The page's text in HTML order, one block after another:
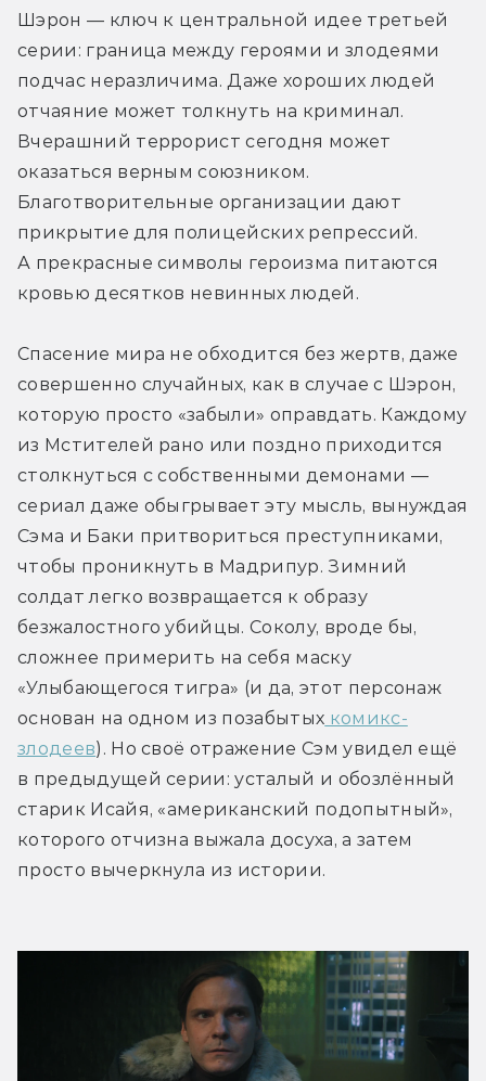
Шэрон — ключ к центральной идее третьей
серии: граница между героями и злодеями
подчас неразличима. Даже хороших людей
отчаяние может толкнуть на криминал.
Вчерашний террорист сегодня может
оказаться верным союзником.
Благотворительные организации дают
прикрытие для полицейских репрессий.
А прекрасные символы героизма питаются
кровью десятков невинных людей.
Спасение мира не обходится без жертв, даже
совершенно случайных, как в случае с Шэрон,
которую просто «забыли» оправдать. Каждому
из Мстителей рано или поздно приходится
столкнуться с собственными демонами —
сериал даже обыгрывает эту мысль, вынуждая
Сэма и Баки притвориться преступниками,
чтобы проникнуть в Мадрипур. Зимний
солдат легко возвращается к образу
безжалостного убийцы. Соколу, вроде бы,
сложнее примерить на себя маску
«Улыбающегося тигра» (и да, этот персонаж
основан на одном из позабытых комикс-
злодеев). Но своё отражение Сэм увидел ещё
в предыдущей серии: усталый и обозлённый
старик Исайя, «американский подопытный»,
которого отчизна выжала досуха, а затем
просто вычеркнула из истории.